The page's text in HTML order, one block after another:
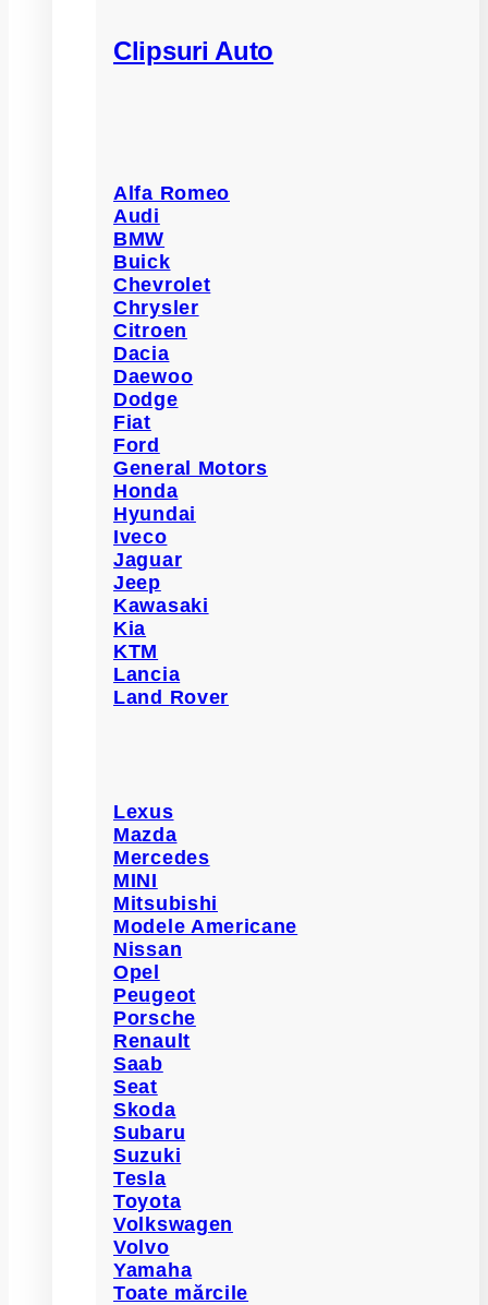
Clipsuri Auto
Alfa Romeo
Audi
BMW
Buick
Chevrolet
Chrysler
Citroen
Dacia
Daewoo
Dodge
Fiat
Ford
General Motors
Honda
Hyundai
Iveco
Jaguar
Jeep
Kawasaki
Kia
KTM
Lancia
Land Rover
Lexus
Mazda
Mercedes
MINI
Mitsubishi
Modele Americane
Nissan
Opel
Peugeot
Porsche
Renault
Saab
Seat
Skoda
Subaru
Suzuki
Tesla
Toyota
Volkswagen
Volvo
Yamaha
Toate mărcile